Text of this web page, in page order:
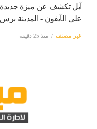
على الآيفون - المدينة برس
غير مصنف منذ 25 دقيقة